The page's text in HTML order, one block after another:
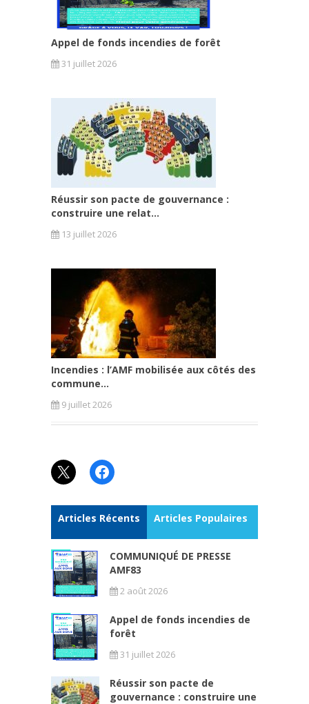
Appel de fonds incendies de forêt
31 juillet 2026
Réussir son pacte de gouvernance :
construire une relat...
13 juillet 2026
Incendies : l’AMF mobilisée aux côtés des
commune...
9 juillet 2026
X Facebook
Articles Récents Articles Populaires
COMMUNIQUÉ DE PRESSE
AMF83
2 août 2026
Appel de fonds incendies de
forêt
31 juillet 2026
Réussir son pacte de
gouvernance : construire une